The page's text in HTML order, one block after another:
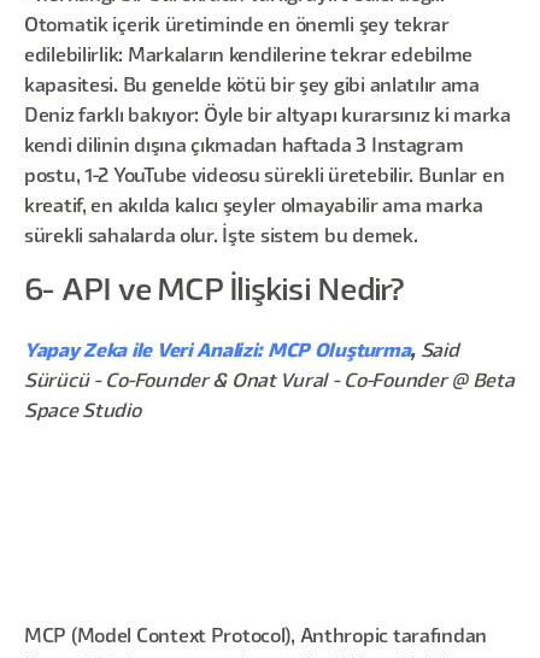
Otomatik içerik üretiminde en önemli şey tekrar
edilebilirlik: Markaların kendilerine tekrar edebilme
kapasitesi. Bu genelde kötü bir şey gibi anlatılır ama
Deniz farklı bakıyor: Öyle bir altyapı kurarsınız ki marka
kendi dilinin dışına çıkmadan haftada 3 Instagram
postu, 1-2 YouTube videosu sürekli üretebilir. Bunlar en
kreatif, en akılda kalıcı şeyler olmayabilir ama marka
sürekli sahalarda olur. İşte sistem bu demek.
6- API ve MCP İlişkisi Nedir?
Yapay Zeka ile Veri Analizi: MCP Oluşturma, Said
Sürücü - Co-Founder & Onat Vural - Co-Founder @ Beta
Space Studio
MCP (Model Context Protocol), Anthropic tarafından